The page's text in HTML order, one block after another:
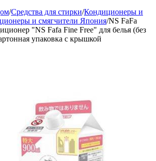
/Средства для стирки/Кондиционеры и
и смягчители Япония/NS FaFa
"NS Fafa Fine Free" для белья (без
упаковка с крышкой